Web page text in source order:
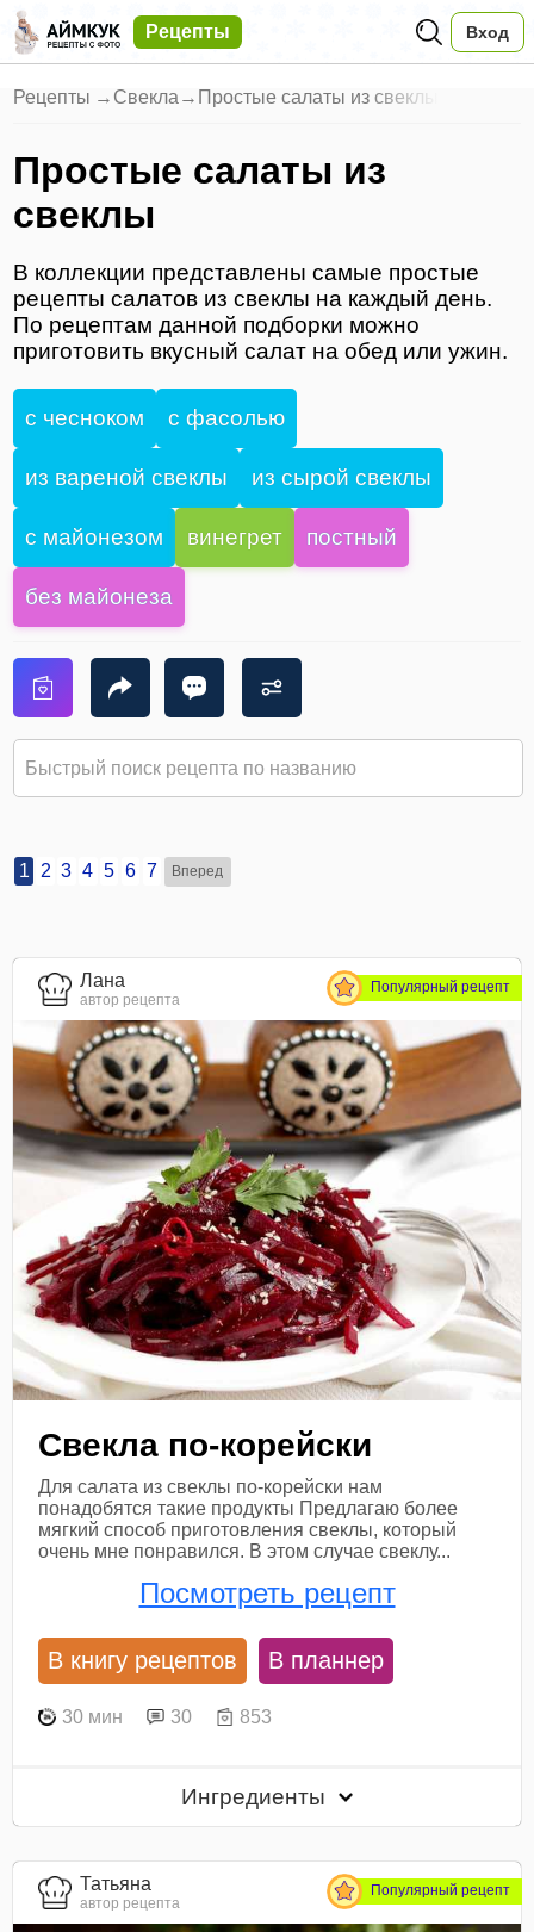
Рецепты Вход
Рецепты → Свекла → Простые салаты из свеклы
Простые салаты из
свеклы
В коллекции представлены самые простые
рецепты салатов из свеклы на каждый день.
По рецептам данной подборки можно
приготовить вкусный салат на обед или ужин.
с чесноком с фасолью
из вареной свеклы из сырой свеклы
с майонезом винегрет постный
без майонеза
1 2 3 4 5 6 7 Вперед
Лана
автор рецепта
Популярный рецепт
Свекла по-корейски
Для салата из свеклы по-корейски нам
понадобятся такие продукты Предлагаю более
мягкий способ приготовления свеклы, который
очень мне понравился. В этом случае свеклу...
Посмотреть рецепт
В книгу рецептов В планнер
30 мин 30 853
Ингредиенты
Татьяна
автор рецепта
Популярный рецепт